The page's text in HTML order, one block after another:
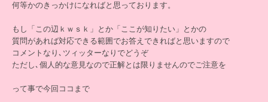
何等かのきっかけになればと思っております。
もし「この辺ｋｗｓｋ」とか「ここが知りたい」とかの
質問があれば対応できる範囲でお答えできればと思いますので
コメントなり､ツィッターなりでどうぞ
ただし､個人的な意見なので正解とは限りませんのでご注意を
って事で今回ココまで